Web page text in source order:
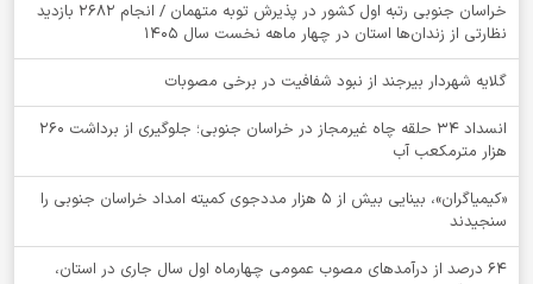
خراسان جنوبی رتبه اول کشور در پذیرش توبه متهمان / انجام ۲۶۸۲ بازدید
نظارتی از زندان‌ها استان در چهار ماهه نخست سال 1405
گلایه شهردار بیرجند از نبود شفافیت در برخی مصوبات
انسداد ۳۴ حلقه چاه غیرمجاز در خراسان جنوبی؛ جلوگیری از برداشت ۲۶۰
هزار مترمکعب آب
«کیمیاگران»، بینایی بیش از ۵ هزار مددجوی کمیته امداد خراسان جنوبی را
سنجیدند
64 درصد از درآمدهای مصوب عمومی چهارماه اول سال جاری در استان،